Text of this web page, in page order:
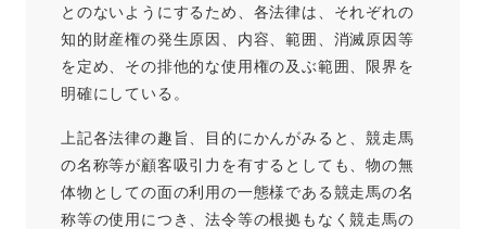
とのないようにするため、各法律は、それぞれの
知的財産権の発生原因、内容、範囲、消滅原因等
を定め、その排他的な使用権の及ぶ範囲、限界を
明確にしている。
上記各法律の趣旨、目的にかんがみると、競走馬
の名称等が顧客吸引力を有するとしても、物の無
体物としての面の利用の一態様である競走馬の名
称等の使用につき、法令等の根拠もなく競走馬の